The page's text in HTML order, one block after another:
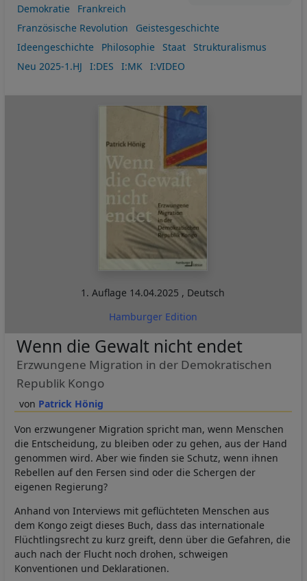
Demokratie
Frankreich
Französische Revolution
Geistesgeschichte
Ideengeschichte
Philosophie Staat
Strukturalismus
Neu 2025-1.HJ
I:DES I:MK I:VIDEO
1. Auflage 14.04.2025 , Deutsch
Hamburger Edition
Patrick Hönig
Wenn die Gewalt nicht endet
Erzwungene Migration in der Demokratischen
Republik Kongo
Von erzwungener Migration spricht man, wenn Menschen
die Entscheidung, zu bleiben oder zu gehen, aus der Hand
genommen wird. Aber wie finden sie Schutz, wenn ihnen
Rebellen auf den Fersen sind oder die Schergen der
eigenen Regierung?
Anhand von Interviews mit geflüchteten Menschen aus
dem Kongo zeigt dieses Buch, dass das internationale
Flüchtlingsrecht zu kurz greift, denn über die Gefahren, die
auch nach der Flucht noch drohen, schweigen
Konventionen und Deklarationen.